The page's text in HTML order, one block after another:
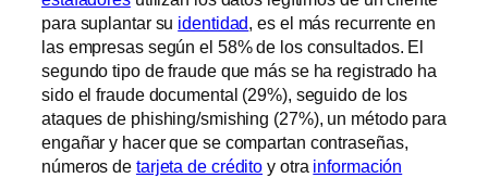
para suplantar su identidad, es el más recurrente en
las empresas según el 58% de los consultados. El
segundo tipo de fraude que más se ha registrado ha
sido el fraude documental (29%), seguido de los
ataques de phishing/smishing (27%), un método para
engañar y hacer que se compartan contraseñas,
números de tarjeta de crédito y otra información